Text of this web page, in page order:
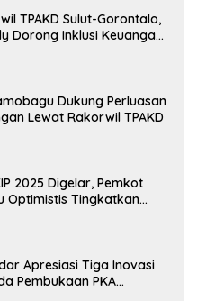
TPAKD Sulut-Gorontalo,
Dorong Inklusi Keuangan
Dukung Perluasan
Lewat Rakorwil TPAKD
2025 Digelar, Pemkot
Optimistis Tingkatkan
Apresiasi Tiga Inovasi
Pembukaan PKA